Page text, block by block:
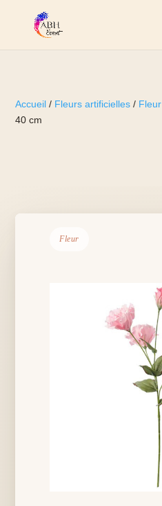
Accueil / Fleurs artificielles / Fleur
40 cm
Fleur